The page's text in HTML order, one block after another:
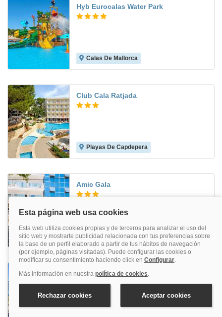
Hyb Eurocalas Water Park
Calas De Mallorca
Club Cala Ratjada
Playas De Capdepera
Amic Gala
Ca'n Pastilla 7.2
BG Tonga Tower Design Hotel and
Suites